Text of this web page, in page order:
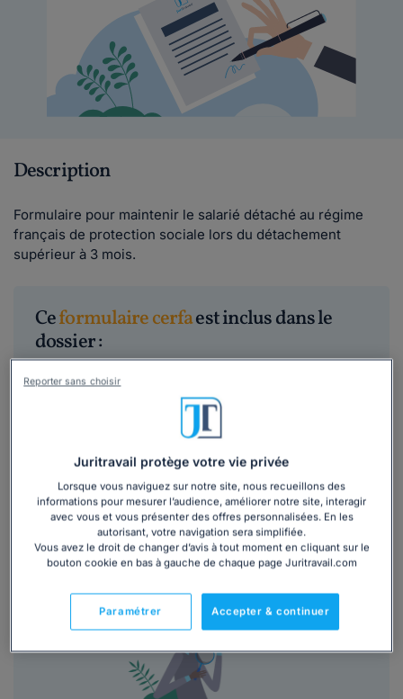
Description
Formulaire pour maintenir le salarié détaché au régime
français de protection sociale lors du détachement
supérieur à 3 mois.
Ceformulaire cerfaest inclus dans le
dossier :
Accueillir ou détacher un salarié (UE, hors
UE) : évitez les erreurs !
Découvrir le dossier
Juritravail protège votre vie privée
Lorsque vous naviguez sur notre site, nous recueillons des
informations pour mesurer l’audience, améliorer notre site, interagir
avec vous et vous présenter des offres personnalisées. En les
autorisant, votre navigation sera simplifiée.
Vous avez le droit de changer d’avis à tout moment en cliquant sur le
bouton cookie en bas à gauche de chaque page Juritravail.com
Accepter & continuer
Paramétrer
Reporter sans choisir